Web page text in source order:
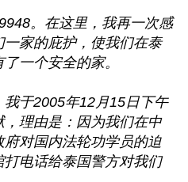
。在这里，我再一次感
家的庇护，使我们在泰
一个安全的家。
于2005年12月15日下午
理由是：因为我们在中
对国内法轮功学员的迫
电话给泰国警方对我们